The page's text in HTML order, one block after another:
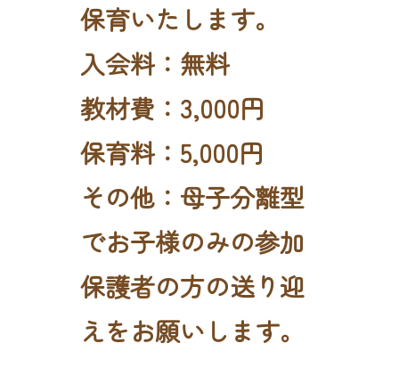
保育いたします。
入会料：無料
教材費：3,000円
保育料：5,000円
その他：母子分離型
でお子様のみの参加
保護者の方の送り迎
えをお願いします。